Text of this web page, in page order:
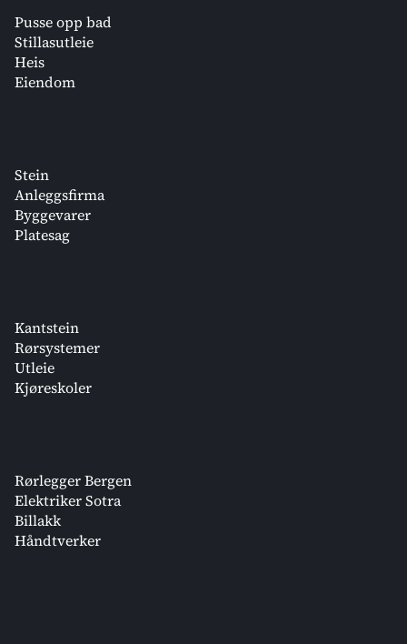
Pusse opp bad
Stillasutleie
Heis
Eiendom
Stein
Anleggsfirma
Byggevarer
Platesag
Kantstein
Rørsystemer
Utleie
Kjøreskoler
Rørlegger Bergen
Elektriker Sotra
Billakk
Håndtverker